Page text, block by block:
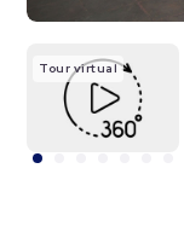
Tour virtual